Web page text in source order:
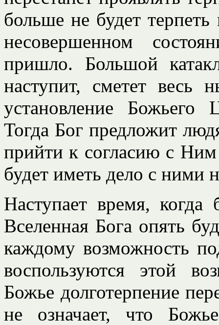
больше не будет
несовершенном
пришло. Большой
наступит, сметет весь
установление Божьего
Тогда Бог предложит
прийти к согласию с
будет иметь дело с ними
Наступает время,
Вселенная Бога опять
каждому возможность
воспользуются этой
Божье долготерпение
не означает, что